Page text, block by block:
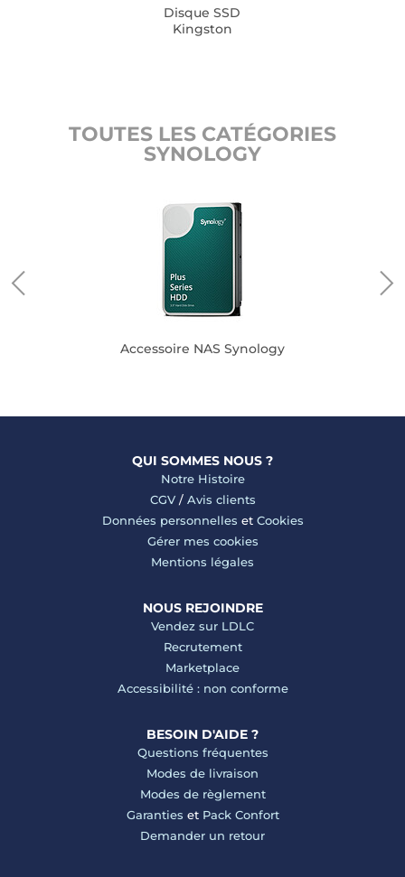
Disque SSD
Kingston
TOUTES LES CATÉGORIES
SYNOLOGY
Accessoire NAS Synology
QUI SOMMES NOUS ?
Notre Histoire
CGV/ Avis clients
Données personnelles et Cookies
Gérer mes cookies
Mentions légales
NOUS REJOINDRE
Vendez sur LDLC
Recrutement
Marketplace
Accessibilité : non conforme
BESOIN D'AIDE ?
Questions fréquentes
Modes de livraison
Modes de règlement
Garanties et Pack Confort
Demander un retour